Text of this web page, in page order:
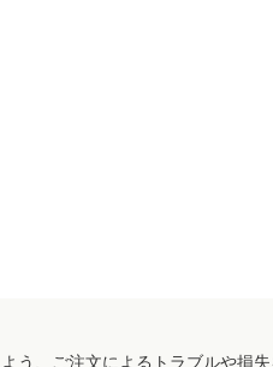
う、ご注文によるトラブルや損